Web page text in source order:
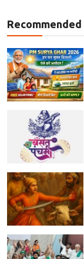
Recommended